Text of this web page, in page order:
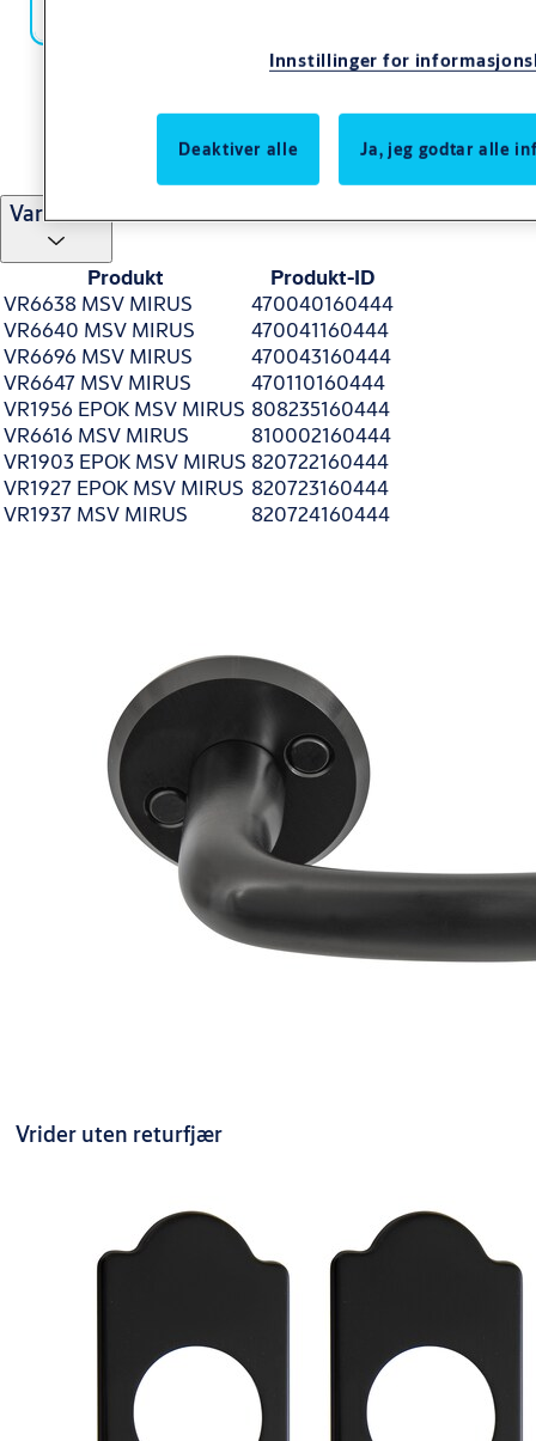
1 of 9
Varianter
Produkt
Produkt-ID
VR6638 MSV MIRUS
470040160444
VR6640 MSV MIRUS
470041160444
VR6696 MSV MIRUS
470043160444
VR6647 MSV MIRUS
470110160444
VR1956 EPOK MSV MIRUS 808235160444
VR6616 MSV MIRUS
810002160444
VR1903 EPOK MSV MIRUS 820722160444
VR1927 EPOK MSV MIRUS 820723160444
VR1937 MSV MIRUS
820724160444
Vrider uten returfjær
Innstillinger for
Deaktiver alle Ja, jeg godtar alle